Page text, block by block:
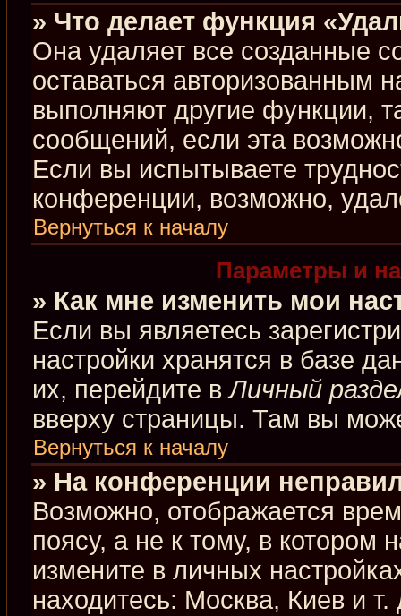
» Что делает функция
Она удаляет все созданные
оставаться авторизованным
выполняют другие функции,
сообщений, если эта
Если вы испытываете
конференции, возможно,
Вернуться к началу
Параметры и
» Как мне изменить мои
Если вы являетесь
настройки хранятся в базе
их, перейдите вЛичный
вверху страницы. Там вы
Вернуться к началу
» На конференции
Возможно, отображается
поясу, а не к тому, в котором
измените в личных
находитесь: Москва, Киев и